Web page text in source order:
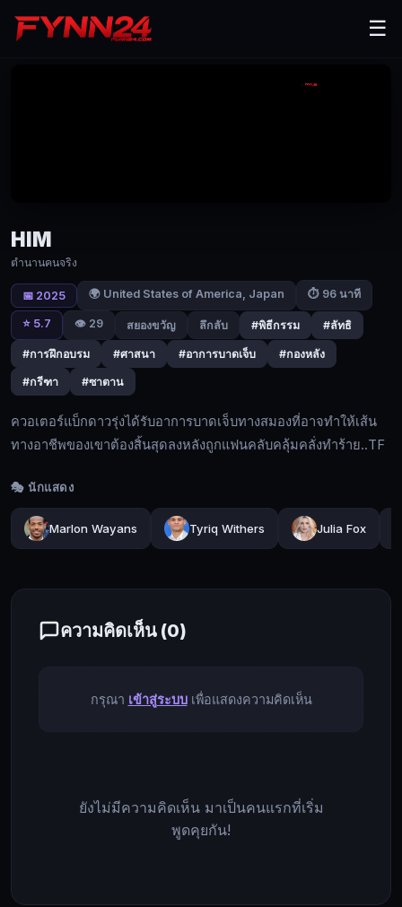
☰
🔍
เข้า
HIM
(2025)
กดาว
รุ่ง
อาการ
บาด
เจ็บ
ทาง
อาจ
เส้น
อาชีพ
เขา
สยอง
HIM
ตำนานคนจริง
📅 2025 🌍 United States of America, Japan ⏱ 96 นาที
⭐ 5.7 👁️ 29 สยองขวัญ ลึกลับ #พิธีกรรม #ลัทธิ
#การฝึกอบรม #ศาสนา #อาการบาดเจ็บ #กองหลัง
#กรีฑา #ซาตาน
ควอเตอร์แบ็กดาวรุ่งได้รับอาการบาดเจ็บทางสมองที่อาจทำให้เส้น
ทางอาชีพของเขาต้องสิ้นสุดลงหลังถูกแฟนคลับคลุ้มคลั่งทำร้าย..TF
🎭 นักแสดง
Marlon Wayans Tyriq Withers Julia Fox
ความคิดเห็น (0)
กรุณา เข้าสู่ระบบเพื่อแสดงความคิดเห็น
ยังไม่มีความคิดเห็น มาเป็นคนแรกที่เริ่ม
พูดคุยกัน!